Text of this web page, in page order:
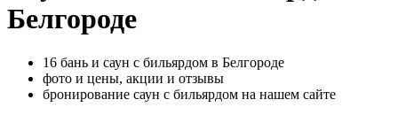
Белгороде
16 бань и саун с бильярдом в Белгороде
фото и цены, акции и отзывы
бронирование саун с бильярдом на нашем сайте